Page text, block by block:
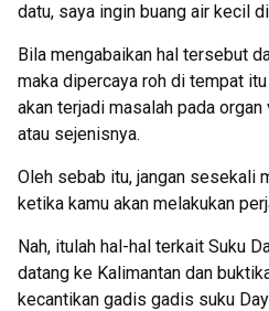
datu, saya ingin buang air kecil
Bila mengabaikan hal tersebut
maka dipercaya roh di tempat
akan terjadi masalah pada
atau sejenisnya.
Oleh sebab itu, jangan sesekali
ketika kamu akan melakukan
Nah, itulah hal-hal terkait Suku
datang ke Kalimantan dan
kecantikan gadis gadis suku